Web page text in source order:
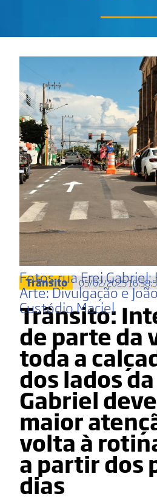
Fotos rua Frei Gabriel:
Arte: Divulgação e
Custódio Maciel
Trânsito 05/02/2025
Trânsito:
de parte da
toda a
dos lados
Gabriel
maior
volta à
a partir dos
dias